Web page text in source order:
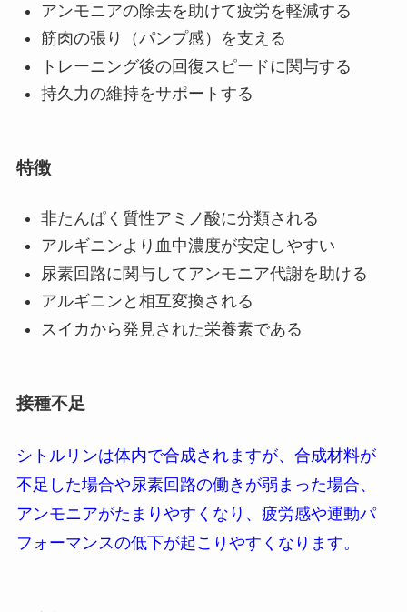
アンモニアの除去を助けて疲労を軽減する
筋肉の張り（パンプ感）を支える
トレーニング後の回復スピードに関与する
持久力の維持をサポートする
特徴
非たんぱく質性アミノ酸に分類される
アルギニンより血中濃度が安定しやすい
尿素回路に関与してアンモニア代謝を助ける
アルギニンと相互変換される
スイカから発見された栄養素である
接種不足
シトルリンは体内で合成されますが、合成材料が
不足した場合や尿素回路の働きが弱まった場合、
アンモニアがたまりやすくなり、疲労感や運動パ
フォーマンスの低下が起こりやすくなります。